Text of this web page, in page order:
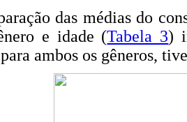
das médias do
e idade (Tabela 3)
ambos os gêneros,